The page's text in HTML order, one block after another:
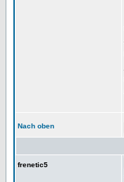
Nach oben
frenetic5